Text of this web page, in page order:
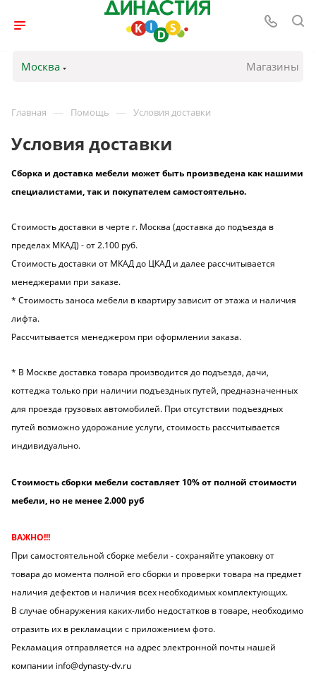
Москва Магазины
Главная — Помощь — Условия доставки
Условия доставки
Сборка и доставка мебели может быть произведена как нашими
специалистами, так и покупателем самостоятельно.
Стоимость доставки в черте г. Москва (доставка до подъезда в
пределах МКАД) - от 2.100 руб.
Стоимость доставки от МКАД до ЦКАД и далее рассчитывается
менеджерами при заказе.
* Стоимость заноса мебели в квартиру зависит от этажа и наличия
лифта.
Рассчитывается менеджером при оформлении заказа.
* В Москве доставка товара производится до подъезда, дачи,
коттеджа только при наличии подъездных путей, предназначенных
для проезда грузовых автомобилей. При отсутствии подъездных
путей возможно удорожание услуги, стоимость рассчитывается
индивидуально.
Стоимость сборки мебели составляет 10% от полной стоимости
мебели, но не менее 2.000 руб
ВАЖНО!!!
При самостоятельной сборке мебели - сохраняйте упаковку от
товара до момента полной его сборки и проверки товара на предмет
наличия дефектов и наличия всех необходимых комплектующих.
В случае обнаружения каких-либо недостатков в товаре, необходимо
отразить их в рекламации с приложением фото.
Рекламация отправляется на адрес электронной почты нашей
компании info@dynasty-dv.ru